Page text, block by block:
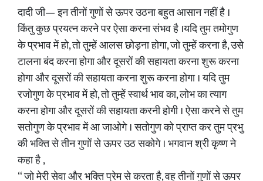
दादी जी— इन तीनों गुणों से ऊपर उठना बहुत आसान नहीं है ।
किंतु कुछ प्रयत्न करने पर ऐसा करना संभव है ।यदि तुम तमोगुण
के प्रभाव में हो, तो तुम्हें आलस छोड़ना होगा, जो तुम्हें करना है, उसे
टालना बंद करना होगा और दूसरों की सहायता करना शुरू करना
होगा और दूसरों की सहायता करना शुरू करना होगा । यदि तुम
रजोगुण के प्रभाव में हो, तो तुम्हें स्वार्थ भाव का, लोभ का त्याग
करना होगा और दूसरों की सहायता करनी होगी । ऐसा करने से तुम
सतोगुण के प्रभाव में आ जाओगे । सतोगुण को प्राप्त कर तुम प्रभु
की भक्ति से तीन गुणों से ऊपर उठ सकोगे । भगवान श्री कृष्ण ने
कहा है ,
“ जो मेरी सेवा और भक्ति प्रेम से करता है, वह तीनों गुणों से ऊपर